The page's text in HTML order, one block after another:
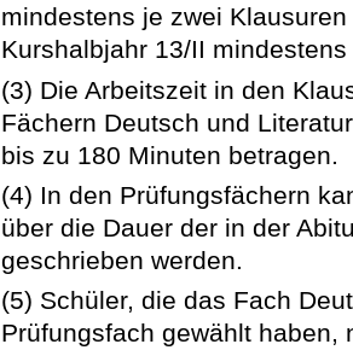
mindestens je zwei
Kurshalbjahr 13/II
(3) Die Arbeitszeit in den
Fächern Deutsch und
bis zu 180 Minuten betragen.
(4) In den Prüfungsfächern
über die Dauer der in der
geschrieben werden.
(5) Schüler, die das Fach
Prüfungsfach gewählt haben,